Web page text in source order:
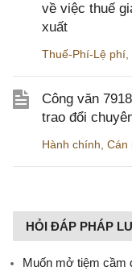
về việc thuế
xuất
Thuế-Phí-Lệ phí
Công văn
trao đổi
Hành chính Cán
HỎI ĐÁP PHÁP
Muốn mở tiệm cầm